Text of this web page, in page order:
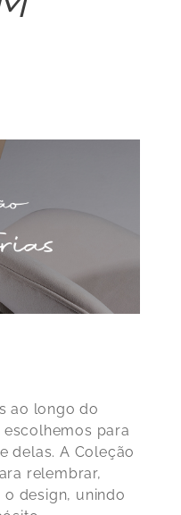
ao longo do
para
delas. A Coleção
relembrar,
design, unindo